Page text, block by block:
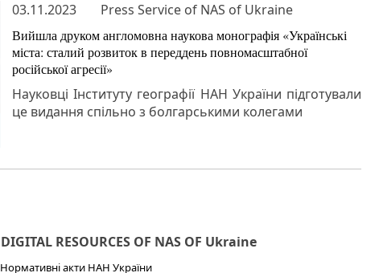
03.11.2023 Press Service of NAS of Ukraine
Вийшла друком англомовна наукова монографія «Українські
міста: сталий розвиток в переддень повномасштабної
російської агресії»
Науковці Інституту географії НАН України підготували
це видання спільно з болгарськими колегами
DIGITAL RESOURCES OF NAS OF Ukraine
Нормативні акти НАН України